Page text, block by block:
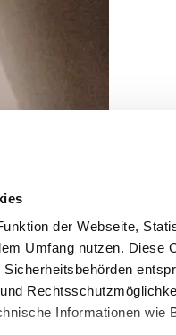
der Webseite,
Umfang nutzen.
Informationen wie